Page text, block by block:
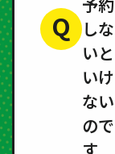
Q しな
いと
いけ
ない
ので